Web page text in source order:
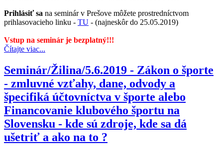
Prihlásiť sa na seminár v Prešove môžete prostredníctvom
prihlasovacieho linku - TU - (najneskôr do 25.05.2019)
Vstup na seminár je bezplatný!!!
Čítajte viac...
Seminár/Žilina/5.6.2019 - Zákon o športe
- zmluvné vzťahy, dane, odvody a
špecifiká účtovníctva v športe alebo
Financovanie klubového športu na
Slovensku - kde sú zdroje, kde sa dá
ušetriť a ako na to ?